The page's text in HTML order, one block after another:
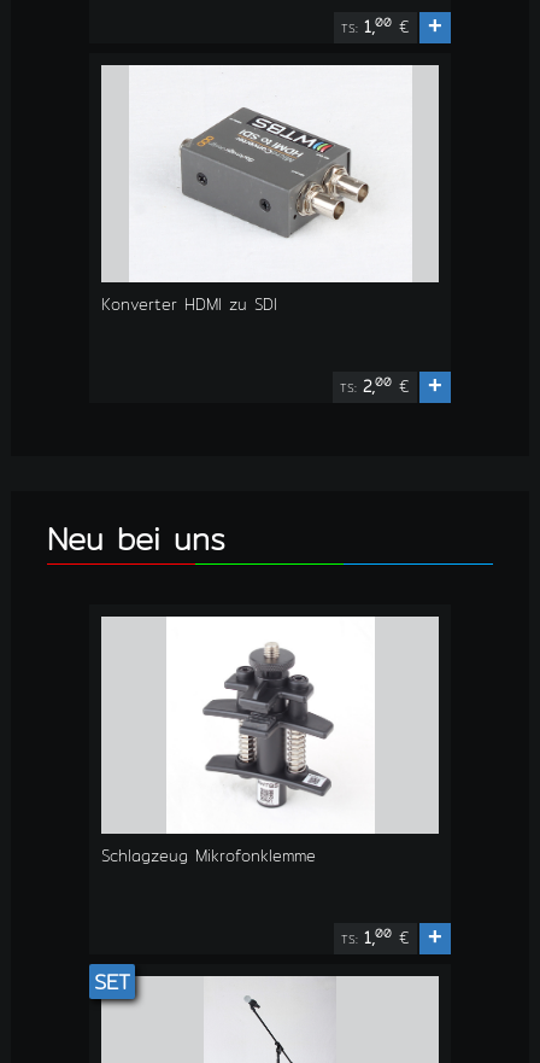
TS: 1,00 € +
Konverter HDMI zu SDI
TS: 2,00 € +
Neu bei uns
Schlagzeug Mikrofonklemme
TS: 1,00 € +
SET